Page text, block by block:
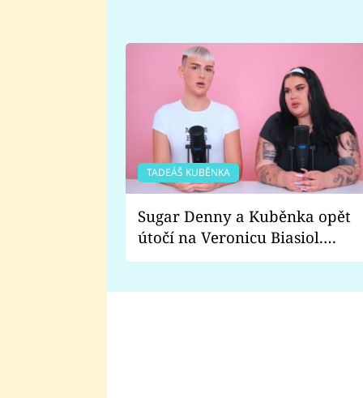
TADEÁŠ KUBĚNKA
Sugar Denny a Kuběnka opět
útočí na Veronicu Biasiol.
Proč je podle nich falešná a